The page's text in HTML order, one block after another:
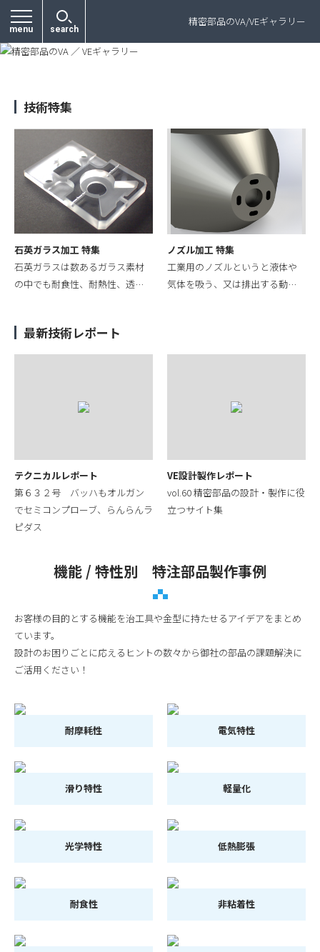
menu search
精密部品のVA/VEギャラリー
技術特集
石英ガラス加工 特集
石英ガラスは数あるガラス素材
の中でも耐食性、耐熱性、透…
ノズル加工 特集
工業用のノズルというと液体や
気体を吸う、又は排出する動…
最新技術レポート
テクニカルレポート
第６３２号 バッハもオルガン
でセミコンプローブ、らんらんラ
ピダス
VE設計製作レポート
vol.60 精密部品の設計・製作に役
立つサイト集
機能 / 特性別 特注部品製作事例
お客様の目的とする機能を治工具や金型に持たせるアイデアをまとめ
ています。
設計のお困りごとに応えるヒントの数々から御社の部品の課題解決に
ご活用ください！
耐摩耗性 電気特性
滑り特性 軽量化
光学特性 低熱膨張
耐食性 非粘着性